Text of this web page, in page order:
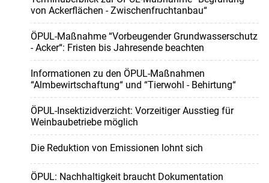
von Ackerflächen - Zwischenfruchtanbau“
ÖPUL-Maßnahme “Vorbeugender Grundwasserschutz
- Acker“: Fristen bis Jahresende beachten
Informationen zu den ÖPUL-Maßnahmen
“Almbewirtschaftung“ und “Tierwohl - Behirtung“
ÖPUL-Insektizidverzicht: Vorzeitiger Ausstieg für
Weinbaubetriebe möglich
Die Reduktion von Emissionen lohnt sich
ÖPUL: Nachhaltigkeit braucht Dokumentation